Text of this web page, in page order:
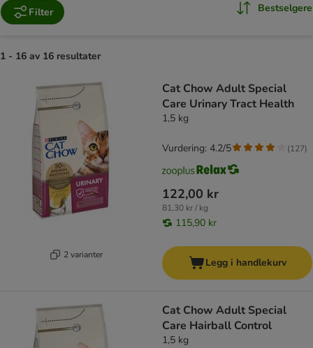
Filter Bestselgere
1 - 16 av 16 resultater
2 varianter
Cat Chow Adult Special
Care Urinary Tract Health
1,5 kg
122,00 kr
81,30 kr / kg
115,90 kr
Vurdering: 4.2/5 (127)
Legg i handlekurv
Cat Chow Adult Special
Care Hairball Control
1,5 kg